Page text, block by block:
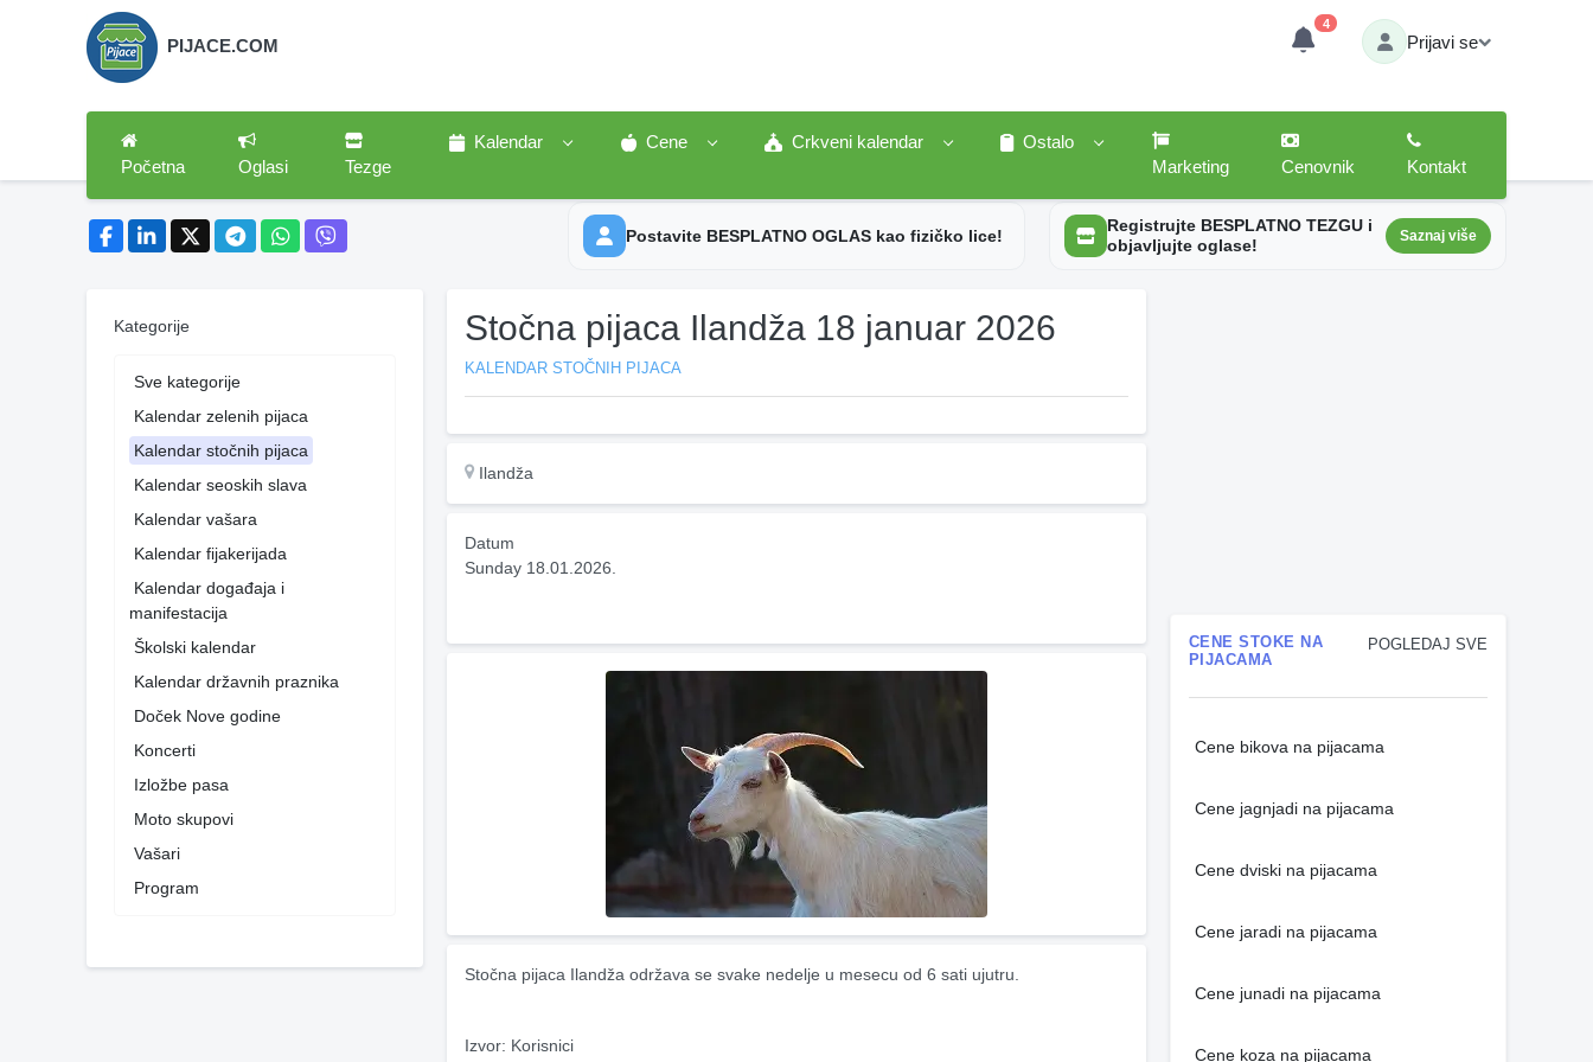
PIJACE.COM
4
Prijavi se
Početna Oglasi Tezge
Kalendar Cene Crkveni kalendar
Ostalo
Marketing
Cenovnik Kontakt
Postavite BESPLATNO OGLAS kao fizičko lice!
Registrujte BESPLATNO TEZGU i
objavljujte oglase!
Saznaj više
Kategorije
Sve kategorije
Kalendar zelenih pijaca
Kalendar stočnih pijaca
Kalendar seoskih slava
Kalendar vašara
Kalendar fijakerijada
Kalendar događaja i
manifestacija
Školski kalendar
Kalendar državnih praznika
Doček Nove godine
Koncerti
Izložbe pasa
Moto skupovi
Vašari
Program
Stočna pijaca Ilandža 18 januar 2026
KALENDAR STOČNIH PIJACA
Ilandža
Datum
Sunday 18.01.2026.
Stočna pijaca Ilandža održava se svake nedelje u mesecu od 6 sati ujutru.
Izvor: Korisnici
POGLEDAJ SVE
CENE STOKE NA
PIJACAMA
Cene bikova na pijacama
Cene jagnjadi na pijacama
Cene dviski na pijacama
Cene jaradi na pijacama
Cene junadi na pijacama
Cene koza na pijacama